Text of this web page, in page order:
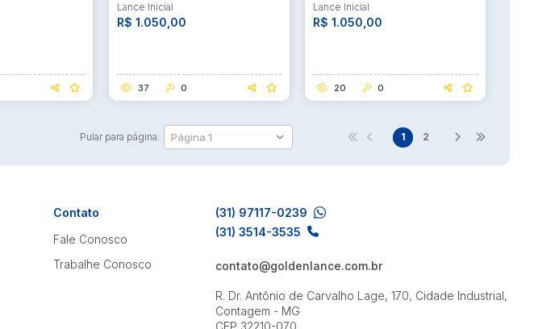
Lance Inicial
R$ 1.050,00
37 0
Lance Inicial
R$ 1.050,00
20 0
Pular para página: 1 2
Contato
Fale Conosco
Trabalhe Conosco
(31) 97117-0239
(31) 3514-3535
contato@goldenlance.com.br
R. Dr. Antônio de Carvalho Lage, 170, Cidade Industrial,
Contagem - MG
CEP 32210-070